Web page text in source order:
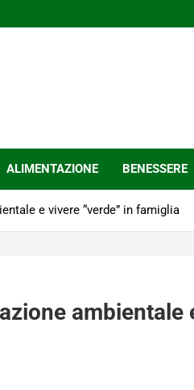
ALIMENTAZIONE BENESSERE
e vivere “verde” in famiglia
ambientale